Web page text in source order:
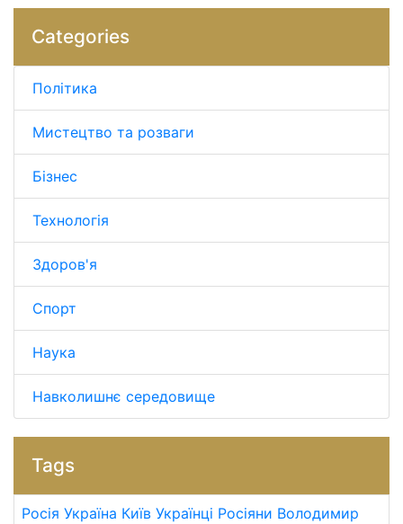
Categories
Політика
Мистецтво та розваги
Бізнес
Технологія
Здоров'я
Спорт
Наука
Навколишнє середовище
Tags
Росія Україна Київ Українці Росіяни Володимир